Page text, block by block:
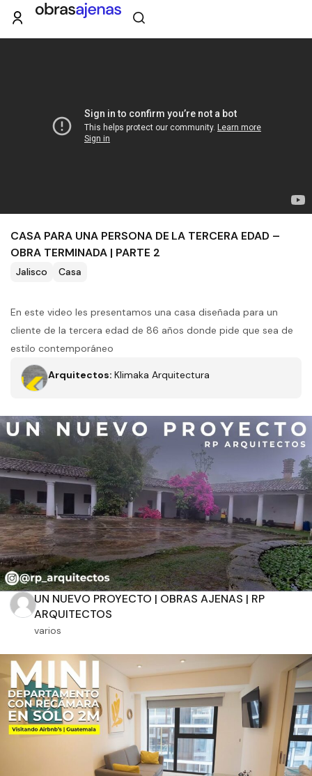
CASA PARA UNA PERSONA DE LA TERCERA EDAD –
OBRA TERMINADA | PARTE 2
Jalisco Casa
En este video les presentamos una casa diseñada para un
cliente de la tercera edad de 86 años donde pide que sea de
estilo contemporáneo
Arquitectos: Klimaka Arquitectura
UN NUEVO PROYECTO | OBRAS AJENAS | RP
ARQUITECTOS
varios
Filtros
Tipo de obra Estado
Recamaras Baños
Orientación solar
Dimensiones